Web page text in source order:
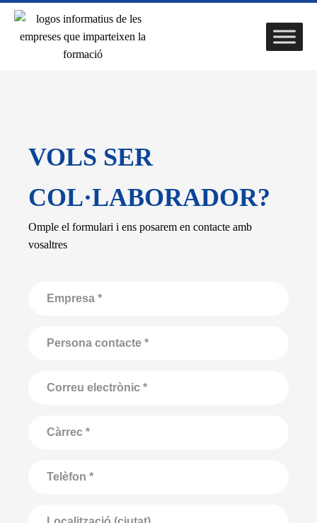
VOLS SER
COL·LABORADOR?
Omple el formulari i ens posarem en contacte amb
vosaltres